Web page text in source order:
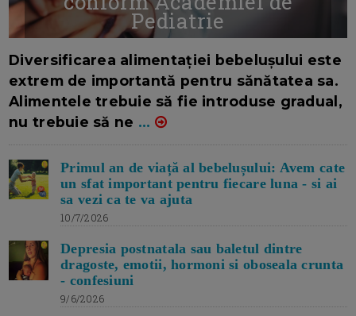
Pediatrie
Diversificarea alimentației bebelușului este
extrem de importantă pentru sănătatea sa.
Alimentele trebuie să fie introduse gradual,
nu trebuie să ne ...
Primul an de viață al bebelușului: Avem cate
un sfat important pentru fiecare luna - si ai
sa vezi ca te va ajuta
10/7/2026
Depresia postnatala sau baletul dintre
dragoste, emotii, hormoni si oboseala crunta
- confesiuni
9/6/2026